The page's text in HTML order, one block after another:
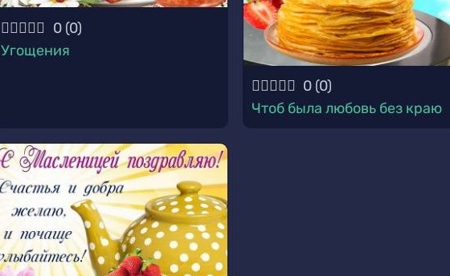
0 (0)
Угощения
0 (0)
Чтоб была любовь без краю